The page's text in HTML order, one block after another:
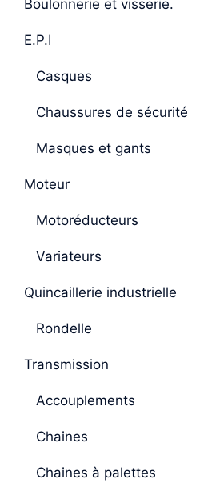
Boulonnerie et visserie.
E.P.I
Casques
Chaussures de sécurité
Masques et gants
Moteur
Motoréducteurs
Variateurs
Quincaillerie industrielle
Rondelle
Transmission
Accouplements
Chaines
Chaines à palettes